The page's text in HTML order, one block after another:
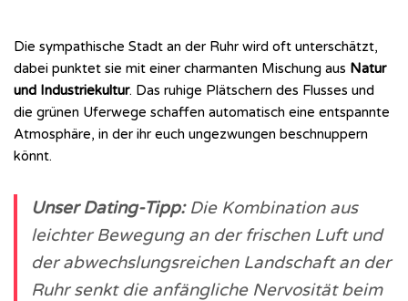
Die sympathische Stadt an der Ruhr wird oft unterschätzt,
dabei punktet sie mit einer charmanten Mischung aus Natur
und Industriekultur. Das ruhige Plätschern des Flusses und
die grünen Uferwege schaffen automatisch eine entspannte
Atmosphäre, in der ihr euch ungezwungen beschnuppern
könnt.
Unser Dating-Tipp:Die Kombination aus
leichter Bewegung an der frischen Luft und
der abwechslungsreichen Landschaft an der
Ruhr senkt die anfängliche Nervosität beim